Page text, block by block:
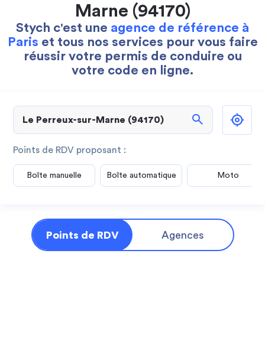
Marne (94170)
Stych c'est une agence de référence à
Paris et tous nos services pour vous faire
réussir votre permis de conduire ou
votre code en ligne.
search
Points de RDV proposant :
Boîte manuelle Boîte automatique Moto
Points de RDV Agences